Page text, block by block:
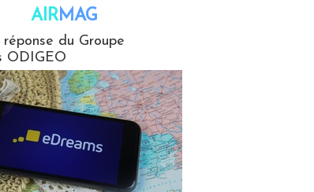
AIRMAG
du Groupe
ODIGEO